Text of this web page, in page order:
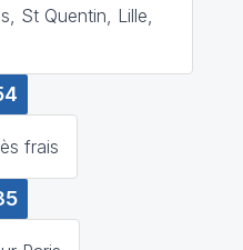
St Quentin, Lille,
frais